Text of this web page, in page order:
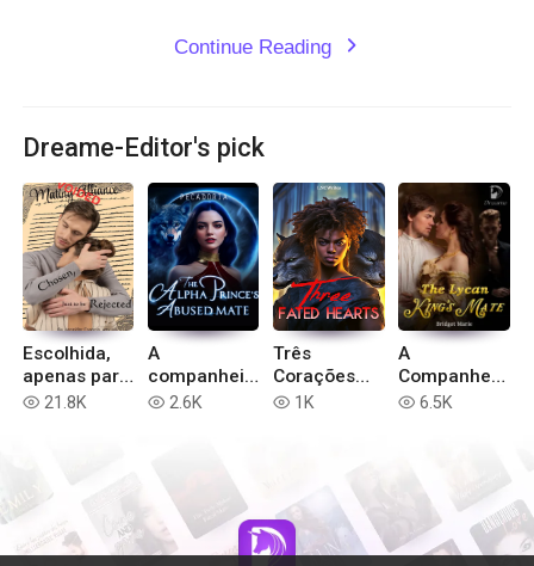
Continue Reading expand_more
Dreame-Editor's pick
Escolhida,
apenas para
ser rejeitada
read 21.8K
A
companheir
a abusada
read 2.6K
Três
Corações
Fadados
read 1K
A
Companheir
a do Rei
read 6.5K